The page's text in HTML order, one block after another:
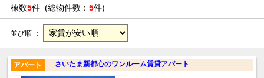
棟数5件 (総物件数： 5件)
並び順 ：
さいたま新都心のワンルーム賃貸アパート
アパート